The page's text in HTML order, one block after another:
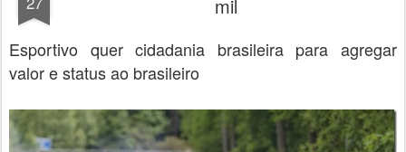
mil
Esportivo quer cidadania brasileira para agregar
valor e status ao brasileiro